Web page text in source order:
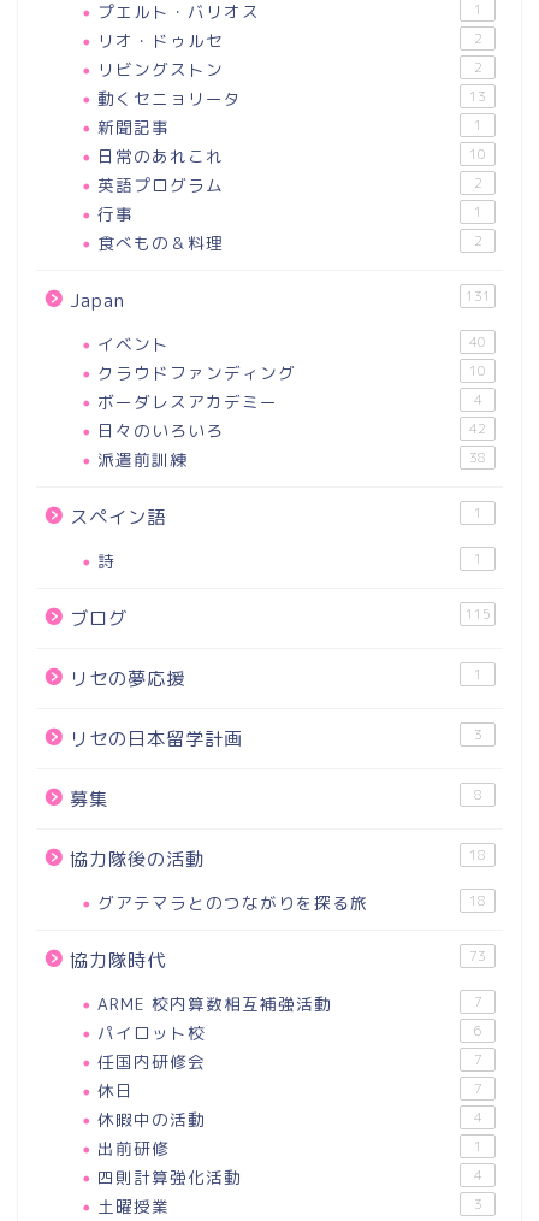
プエルト・バリオス 1
リオ・ドゥルセ 2
リビングストン 2
動くセニョリータ 13
新聞記事 1
日常のあれこれ 10
英語プログラム 2
行事 1
食べもの＆料理 2
Japan 131
イベント 40
クラウドファンディング 10
ボーダレスアカデミー 4
日々のいろいろ 42
派遣前訓練 38
スペイン語 1
詩 1
ブログ 115
リセの夢応援 1
リセの日本留学計画 3
募集 8
協力隊後の活動 18
グアテマラとのつながりを探る旅 18
協力隊時代 73
ARME 校内算数相互補強活動 7
パイロット校 6
任国内研修会 7
休日 7
休暇中の活動 4
出前研修 1
四則計算強化活動 4
土曜授業 3